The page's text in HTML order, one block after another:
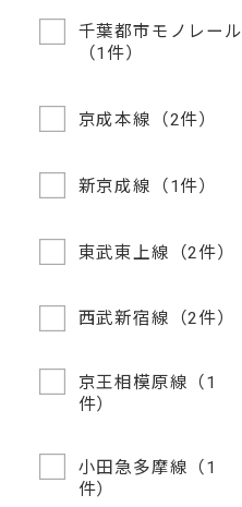
千葉都市モノレール
（1件）
京成本線（2件）
新京成線（1件）
東武東上線（2件）
西武新宿線（2件）
京王相模原線（1
件）
小田急多摩線（1
件）